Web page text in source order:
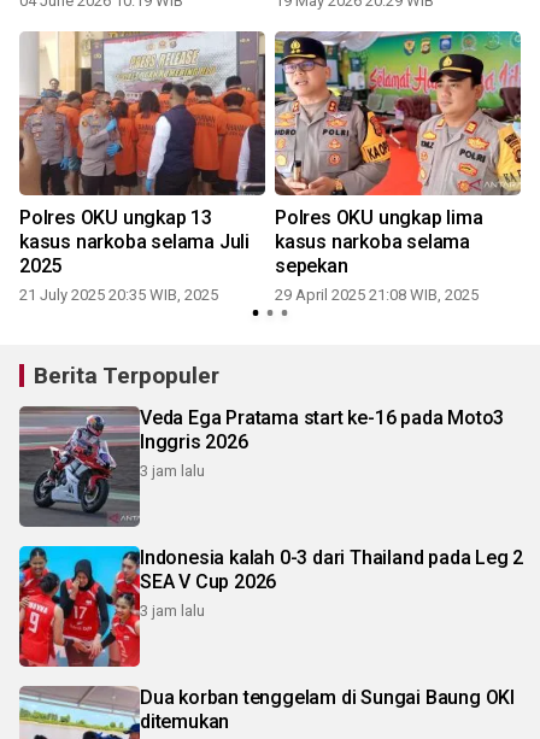
Polres OKU ungkap 13
kasus narkoba selama Juli
2025
21 July 2025 20:35 WIB, 2025
Polres OKU ungkap lima
kasus narkoba selama
sepekan
29 April 2025 21:08 WIB, 2025
Berita Terpopuler
Veda Ega Pratama start ke-16 pada Moto3
Inggris 2026
3 jam lalu
Indonesia kalah 0-3 dari Thailand pada Leg 2
SEA V Cup 2026
3 jam lalu
Dua korban tenggelam di Sungai Baung OKI
ditemukan